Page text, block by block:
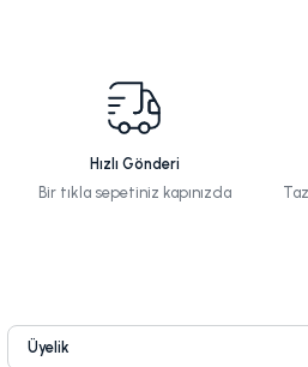
Hızlı Gönderi
Bir tıkla sepetiniz kapınızda
Üyelik